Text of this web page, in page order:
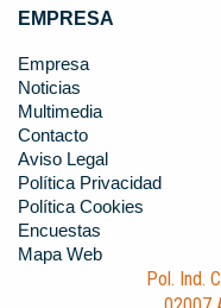
EMPRESA
Empresa
Noticias
Multimedia
Contacto
Aviso Legal
Política Privacidad
Política Cookies
Encuestas
Mapa Web
Pol. Ind.